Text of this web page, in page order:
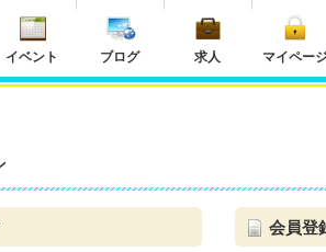
イベント ブログ 求人 マイペー
会員登